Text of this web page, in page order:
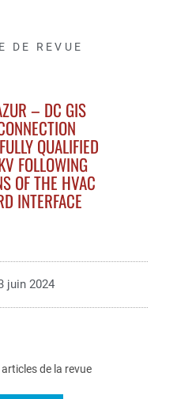
DE REVUE
– DC GIS
QUALIFIED
FOLLOWING
OF THE HVAC
INTERFACE
juin 2024
de la revue